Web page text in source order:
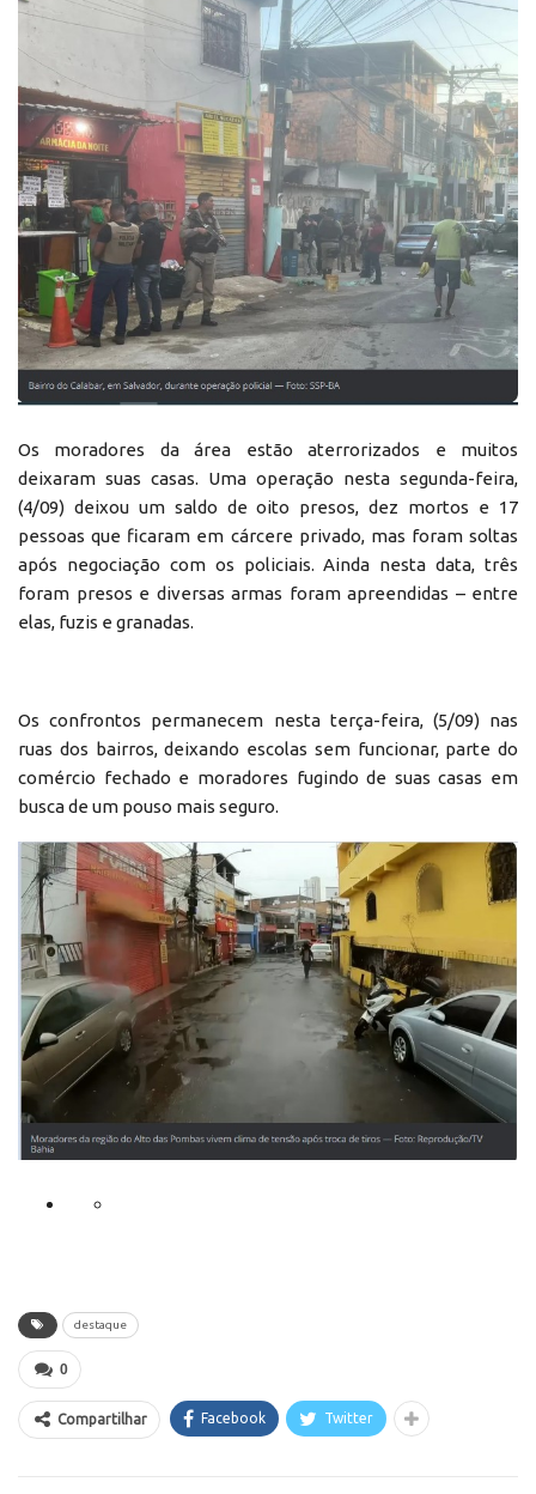
Os moradores da área estão aterrorizados e muitos
deixaram suas casas. Uma operação nesta segunda-feira,
(4/09) deixou um saldo de oito presos, dez mortos e 17
pessoas que ficaram em cárcere privado, mas foram soltas
após negociação com os policiais. Ainda nesta data, três
foram presos e diversas armas foram apreendidas – entre
elas, fuzis e granadas.
Os confrontos permanecem nesta terça-feira, (5/09) nas
ruas dos bairros, deixando escolas sem funcionar, parte do
comércio fechado e moradores fugindo de suas casas em
busca de um pouso mais seguro.
destaque
0
Compartilhar Facebook Twitter